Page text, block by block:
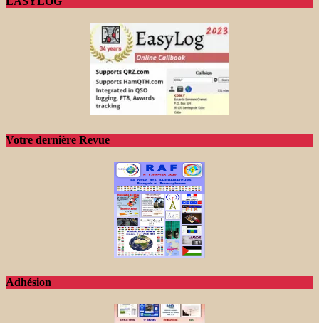
Votre dernière Revue
Adhésion